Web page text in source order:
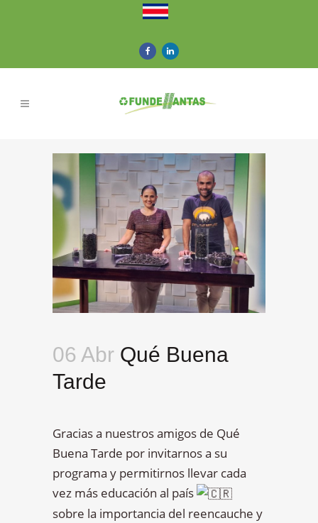
06 Abr Qué Buena
Tarde
Gracias a nuestros amigos de Qué
Buena Tarde por invitarnos a su
programa y permitirnos llevar cada
vez más educación al país
sobre la importancia del reencauche y